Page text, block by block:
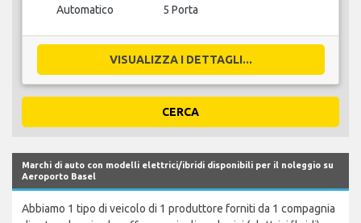
Automatico 5 Porta
VISUALIZZA I DETTAGLI...
CERCA
Marchi di auto con modelli elettrici/ibridi disponibili per il noleggio su
Aeroporto Basel
Abbiamo 1 tipo di veicolo di 1 produttore forniti da 1 compagnia